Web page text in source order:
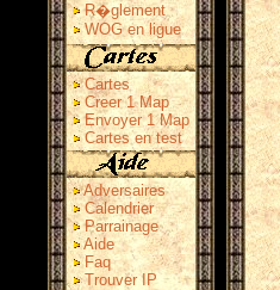
R�glement
WOG en ligue
Cartes
Creer 1 Map
Envoyer 1 Map
Cartes en test
Adversaires
Calendrier
Parrainage
Aide
Faq
Trouver IP